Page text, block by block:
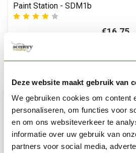
Deze website maakt gebruik van
We gebruiken cookies om content
personaliseren, om functies voor
en om ons websiteverkeer te
informatie over uw gebruik van
partners voor social media,
Paint Station - SDM1b
€16,75
Niet op voorraad